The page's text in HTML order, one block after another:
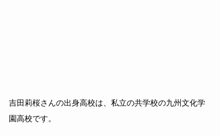
吉田莉桜さんの出身高校は、私立の共学校の九州文化学
園高校です。